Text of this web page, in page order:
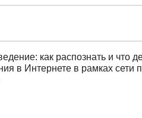
как распознать и что
в Интернете в рамках сети